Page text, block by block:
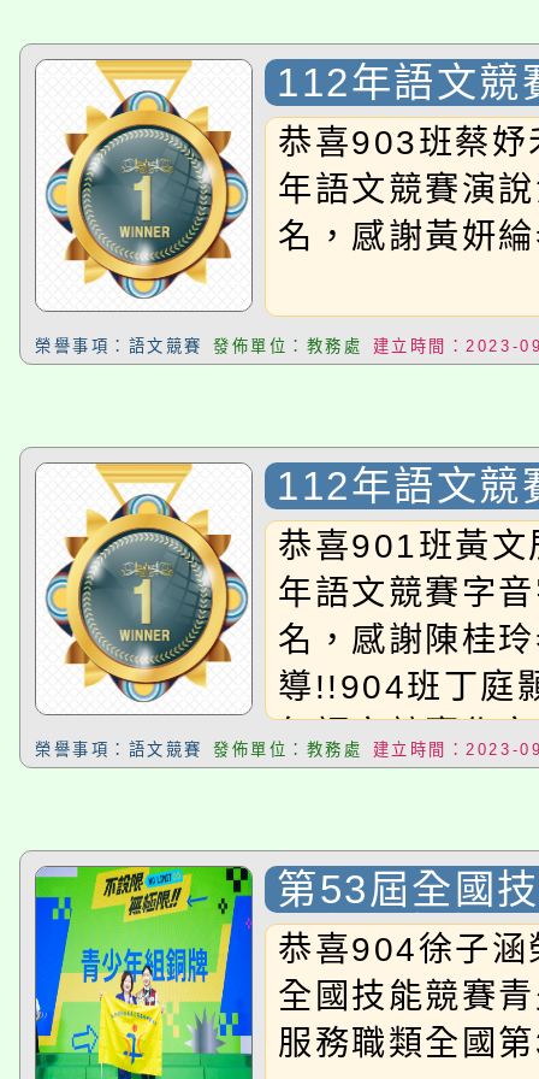
會
115年食農教育專業人
程
112年語文競
恭喜903班蔡
年語文競賽演
名，感謝黃妍
榮譽事項：語文競賽 發佈單位：教務處 建立時間：2023-
112年語文競
恭喜901班黃
年語文競賽字
名，感謝陳桂
導!!904班丁庭
年語文競賽作
感謝魏吟珊老
賽演說入選決
綸老師指導!!
榮譽事項：語文競賽 發佈單位：教務處 建立時間：2023-
第53屆全國
少年組餐飲
國第3名
恭喜904徐子
全國技能競賽
服務職類全國